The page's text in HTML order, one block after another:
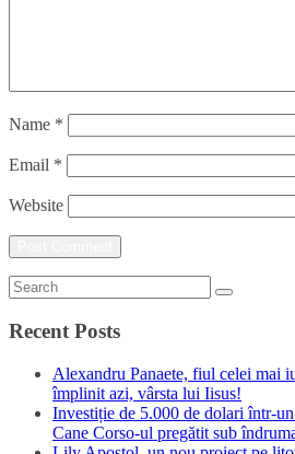
Name *
Email *
Website
Recent Posts
Alexandru Panaete, fiul celei mai
împlinit azi, vârsta lui Iisus!
Investiție de 5.000 de dolari într-
Cane Corso-ul pregătit sub